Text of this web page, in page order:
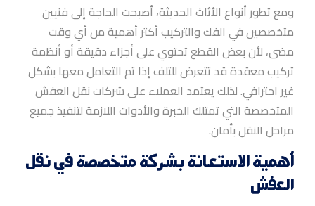
ومع تطور أنواع الأثاث الحديثة، أصبحت الحاجة إلى فنيين
متخصصين في الفك والتركيب أكثر أهمية من أي وقت
مضى، لأن بعض القطع تحتوي على أجزاء دقيقة أو أنظمة
تركيب معقدة قد تتعرض للتلف إذا تم التعامل معها بشكل
غير احترافي. لذلك يعتمد العملاء على شركات نقل العفش
المتخصصة التي تمتلك الخبرة والأدوات اللازمة لتنفيذ جميع
مراحل النقل بأمان.
أهمية الاستعانة بشركة متخصصة في نقل
العفش